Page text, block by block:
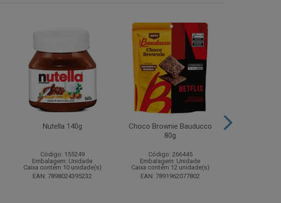
Nutella 140g
Código: 155249
Embalagem: Unidade
Caixa contém 10 unidade(s)
EAN: 7898024395232
Choco Brownie Bauducco
80g
Código: 266445
Embalagem: Unidade
Caixa contém 12 unidade(s)
EAN: 7891962077802